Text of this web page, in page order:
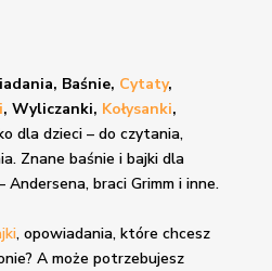
Baśnie, Cytaty,
, Wyliczanki, Kołysanki,
dla dzieci – do czytania,
Znane baśnie i bajkidla
Andersena, braci Grimm i inne.
, opowiadania, które chcesz
A może potrzebujesz